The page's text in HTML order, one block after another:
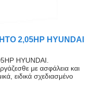
2,05HP HYUNDAI
HYUNDAI.
με ασφάλεια και
ειδικά σχεδιασμένο